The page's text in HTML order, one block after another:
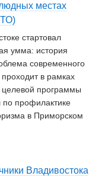
местах
стартовал
умма: история
современного
в рамках
целевой программы
профилактике
в Приморском
Владивостока